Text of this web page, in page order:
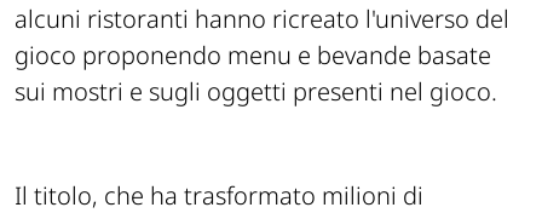
alcuni ristoranti hanno ricreato l'universo del
gioco proponendo menu e bevande basate
sui mostri e sugli oggetti presenti nel gioco.
Il titolo, che ha trasformato milioni di